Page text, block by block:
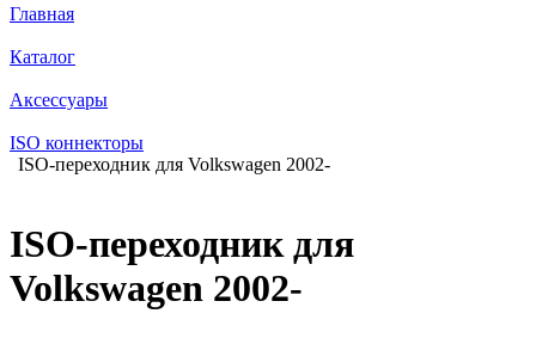
Главная
Каталог
Аксессуары
ISO коннекторы
ISO-переходник для Volkswagen 2002-
ISO-переходник для
Volkswagen 2002-